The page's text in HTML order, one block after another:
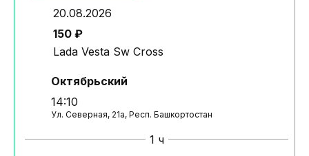
20.08.2026
150 ₽
Lada Vesta Sw Cross
Октябрьский
14:10
Ул. Северная, 21а, Респ. Башкортостан
1 ч